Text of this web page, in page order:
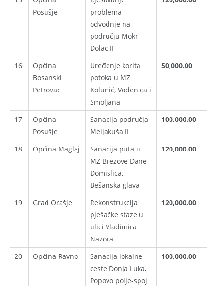
Posušje
problema
odvodnje na
području Mokri
Dolac II
16
Općina
Bosanski
Petrovac
Uređenje korita
potoka u MZ
Kolunić, Vođenica i
Smoljana
50,000.00
17
Općina
Posušje
Sanacija područja
Meljakuša II
100,000.00
18 Općina Maglaj
Sanacija puta u
MZ Brezove Dane-
Domislica,
Bešanska glava
120,000.00
19 Grad Orašje
Rekonstrukcija
pješačke staze u
ulici Vladimira
Nazora
120,000.00
20 Općina Ravno
Sanacija lokalne
ceste Donja Luka,
Popovo polje-spoj
100,000.00